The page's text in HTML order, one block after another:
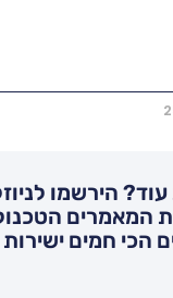
הירשמו
חמים ישירות